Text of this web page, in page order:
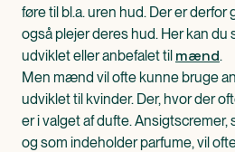
føre til bl.a. uren hud. Der er
også plejer deres hud. Her kan
udviklet eller anbefalet til mænd.
Men mænd vil ofte kunne bruge
udviklet til kvinder. Der, hvor der
er i valget af dufte.
og som indeholder parfume, vil